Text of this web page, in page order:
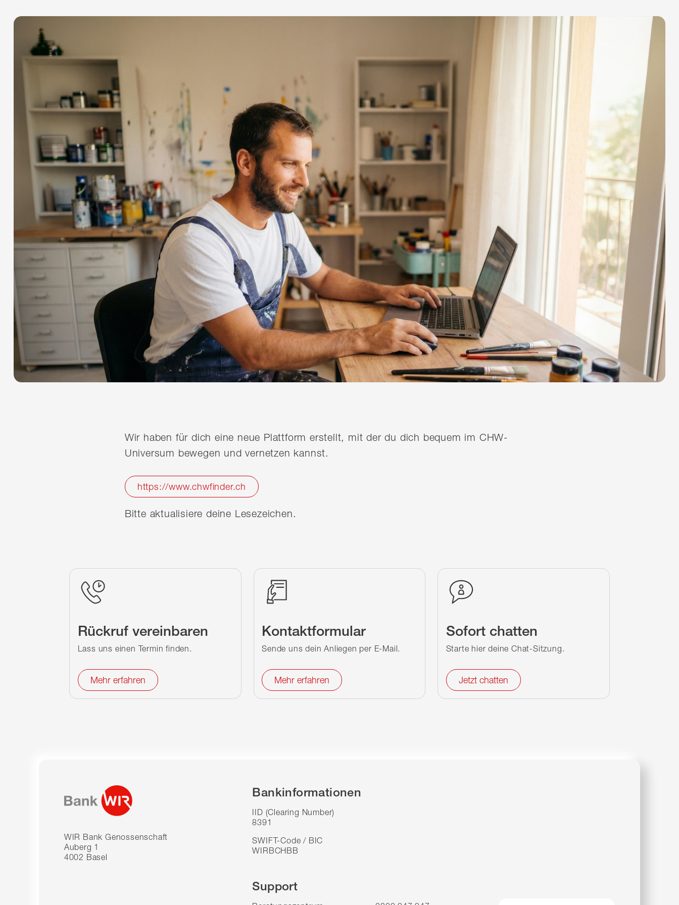
Wir haben für dich eine neue Plattform erstellt, mit der du dich bequem im CHW-
Universum bewegen und vernetzen kannst.
https://www.chwfinder.ch
Bitte aktualisiere deine Lesezeichen.
Rückruf vereinbaren
Lass uns einen Termin finden.
Mehr erfahren
Kontaktformular
Sende uns dein Anliegen per E-Mail.
Mehr erfahren
Sofort chatten
Starte hier deine Chat-Sitzung.
Jetzt chatten
WIR Bank Genossenschaft
Auberg 1
4002 Basel
Bankinformationen
IID (Clearing Number)
8391
SWIFT-Code / BIC
WIRBCHBB
Support